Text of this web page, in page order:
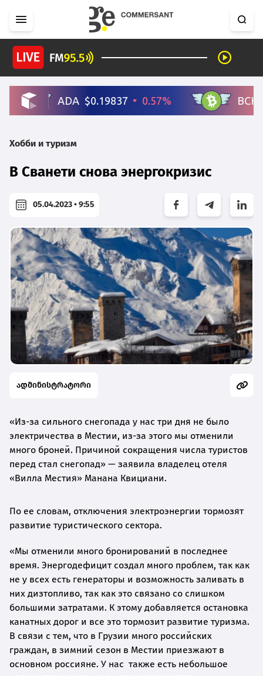
Хобби и туризм
В Сванети снова энергокризис
05.04.2023 • 9:55
ადმინისტრატორი
«Из-за сильного снегопада у нас три дня не было
электричества в Местии, из-за этого мы отменили
много броней. Причиной сокращения числа туристов
перед стал снегопад» — заявила владелец отеля
«Вилла Местия» Манана Квициани.
По ее словам, отключения электроэнергии тормозят
развитие туристического сектора.
«Мы отменили много бронирований в последнее
время. Энергодефицит создал много проблем, так как
не у всех есть генераторы и возможность заливать в
них дизтопливо, так как это связано со слишком
большими затратами. К этому добавляется остановка
канатных дорог и все это тормозит развитие туризма.
В связи с тем, что в Грузии много российских
граждан, в зимний сезон в Местии приезжают в
основном россияне. У нас также есть небольшое